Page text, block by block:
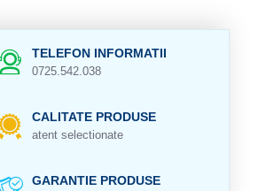
TELEFON INFORMATII
0725.542.038
CALITATE PRODUSE
atent selectionate
GARANTIE PRODUSE